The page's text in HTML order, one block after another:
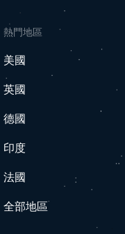
熱門地區
美國
英國
德國
印度
法國
全部地區